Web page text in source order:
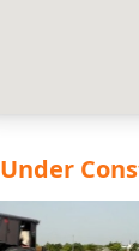
Under